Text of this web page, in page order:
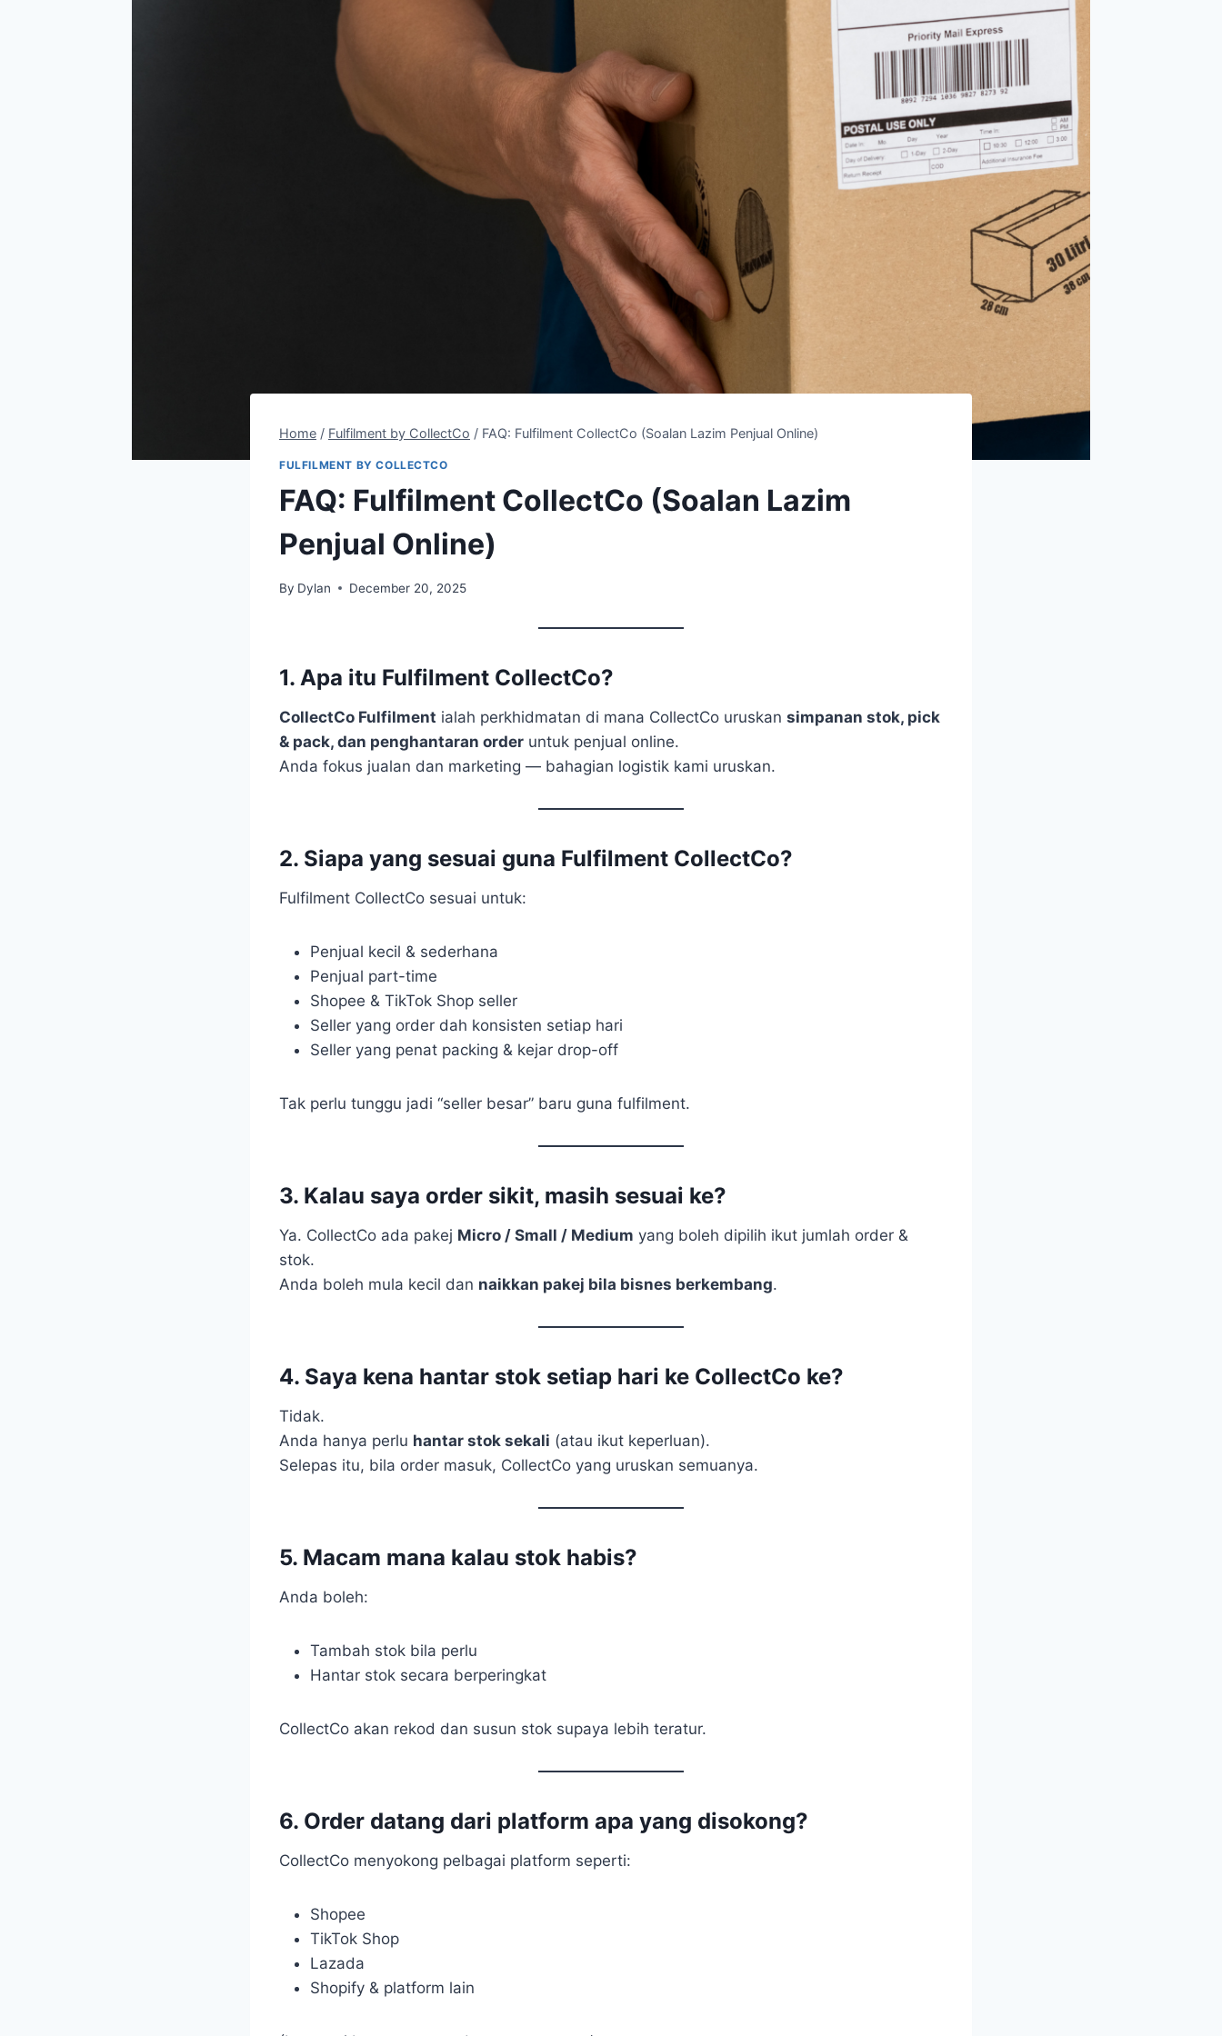
Home / Fulfilment by CollectCo / FAQ: Fulfilment CollectCo (Soalan Lazim Penjual Online)
FULFILMENT BY COLLECTCO
FAQ: Fulfilment CollectCo (Soalan Lazim
Penjual Online)
By Dylan December 20, 2025
1. Apa itu Fulfilment CollectCo?
CollectCo Fulfilment ialah perkhidmatan di mana CollectCo uruskan simpanan stok, pick
& pack, dan penghantaran order untuk penjual online.
Anda fokus jualan dan marketing — bahagian logistik kami uruskan.
2. Siapa yang sesuai guna Fulfilment CollectCo?
Fulfilment CollectCo sesuai untuk:
Penjual kecil & sederhana
Penjual part-time
Shopee & TikTok Shop seller
Seller yang order dah konsisten setiap hari
Seller yang penat packing & kejar drop-off
Tak perlu tunggu jadi “seller besar” baru guna fulfilment.
3. Kalau saya order sikit, masih sesuai ke?
Ya. CollectCo ada pakej Micro / Small / Medium yang boleh dipilih ikut jumlah order &
stok.
Anda boleh mula kecil dan naikkan pakej bila bisnes berkembang.
4. Saya kena hantar stok setiap hari ke CollectCo ke?
Tidak.
Anda hanya perlu hantar stok sekali (atau ikut keperluan).
Selepas itu, bila order masuk, CollectCo yang uruskan semuanya.
5. Macam mana kalau stok habis?
Anda boleh:
Tambah stok bila perlu
Hantar stok secara berperingkat
CollectCo akan rekod dan susun stok supaya lebih teratur.
6. Order datang dari platform apa yang disokong?
CollectCo menyokong pelbagai platform seperti:
Shopee
TikTok Shop
Lazada
Shopify & platform lain